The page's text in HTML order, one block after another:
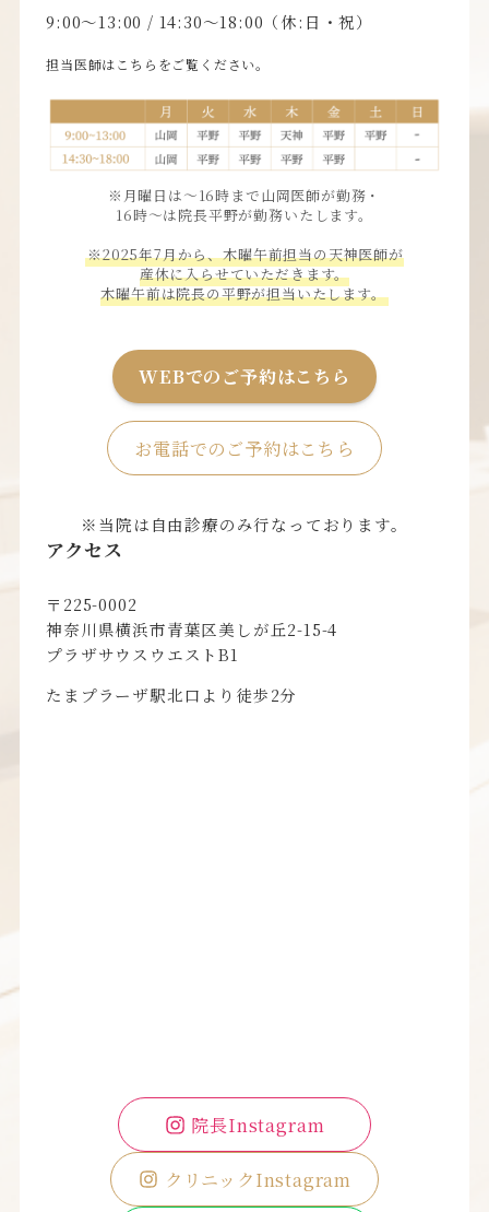
9:00〜13:00 / 14:30〜18:00（休:日・祝）
担当医師はこちらをご覧ください。
※月曜日は〜16時まで山岡医師が勤務・
16時〜は院長平野が勤務いたします。
※2025年7月から、木曜午前担当の天神医師が
産休に入らせていただきます。
木曜午前は院長の平野が担当いたします。
WEBでのご予約はこちら
お電話でのご予約はこちら
※当院は自由診療のみ行なっております。
アクセス
〒225-0002
神奈川県横浜市青葉区美しが丘2-15-4
プラザサウスウエストB1
たまプラーザ駅北口より徒歩2分
院長Instagram
クリニックInstagram